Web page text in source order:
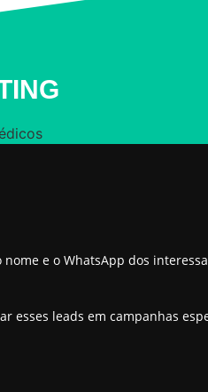
e o WhatsApp dos
leads em campanhas